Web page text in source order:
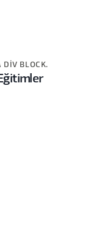
DIV BLOCK.